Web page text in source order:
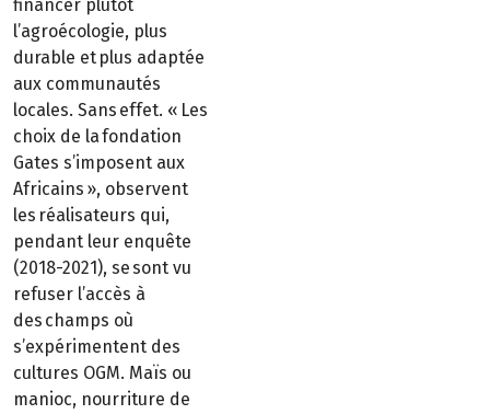
financer plutôt
l’agroécologie, plus
durable et plus adaptée
aux communautés
locales. Sans effet. « Les
choix de la fondation
Gates s’imposent aux
Africains », observent
les réalisateurs qui,
pendant leur enquête
(2018-2021), se sont vu
refuser l’accès à
des champs où
s’expérimentent des
cultures OGM. Maïs ou
manioc, nourriture de